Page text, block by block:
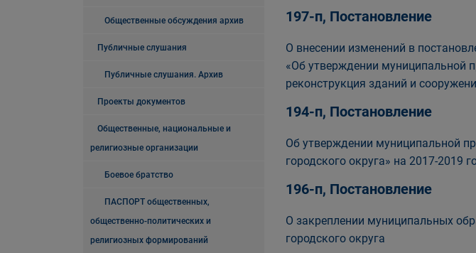
Общественные обсуждения архив
Публичные слушания
Публичные слушания. Архив
Проекты документов
Общественные, национальные и
религиозные организации
Боевое братство
ПАСПОРТ общественных,
общественно-политических и
религиозных формирований
197-п, Постановление
О внесении изменений в
«Об утверждении муниципальной
реконструкция зданий и
194-п, Постановление
Об утверждении муниципальной
городского округа» на 2017-2019
196-п, Постановление
О закреплении муниципальных
городского округа